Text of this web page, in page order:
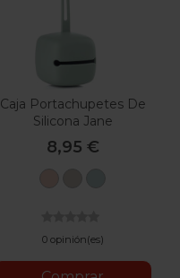
Caja Portachupetes De
Silicona Jane
8,95 €
0 opinión(es)